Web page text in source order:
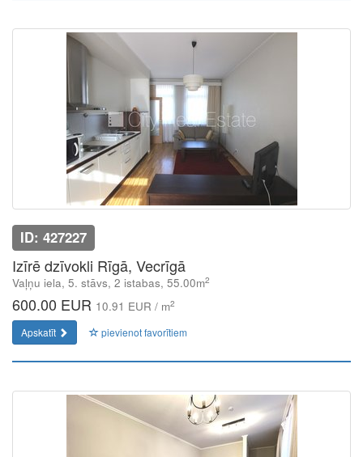
ID: 427227
Izīrē dzīvokli Rīgā, Vecrīgā
Vaļņu iela, 5. stāvs, 2 istabas, 55.00m2
600.00 EUR 10.91 EUR / m2
Apskatīt pievienot favorītiem